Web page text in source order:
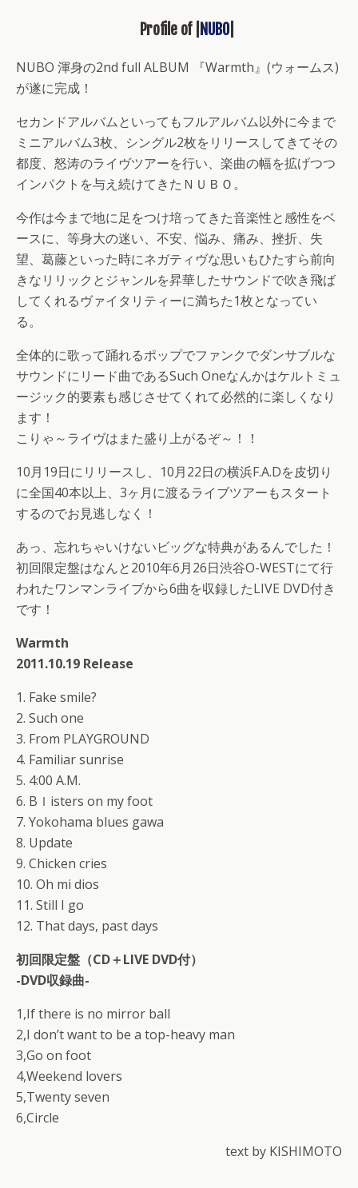
Profile of | NUBO|
NUBO 渾身の2nd full ALBUM 『Warmth』(ウォームス)
が遂に完成！
セカンドアルバムといってもフルアルバム以外に今まで
ミニアルバム3枚、シングル2枚をリリースしてきてその
都度、怒涛のライヴツアーを行い、楽曲の幅を拡げつつ
インパクトを与え続けてきたＮＵＢＯ。
今作は今まで地に足をつけ培ってきた音楽性と感性をベ
ースに、等身大の迷い、不安、悩み、痛み、挫折、失
望、葛藤といった時にネガティヴな思いもひたすら前向
きなリリックとジャンルを昇華したサウンドで吹き飛ば
してくれるヴァイタリティーに満ちた1枚となってい
る。
全体的に歌って踊れるポップでファンクでダンサブルな
サウンドにリード曲であるSuch Oneなんかはケルトミュ
ージック的要素も感じさせてくれて必然的に楽しくなり
ます！
こりゃ～ライヴはまた盛り上がるぞ～！！
10月19日にリリースし、10月22日の横浜F.A.Dを皮切り
に全国40本以上、3ヶ月に渡るライブツアーもスタート
するのでお見逃しなく！
あっ、忘れちゃいけないビッグな特典があるんでした！
初回限定盤はなんと2010年6月26日渋谷O-WESTにて行
われたワンマンライブから6曲を収録したLIVE DVD付き
です！
Warmth
2011.10.19 Release
1. Fake smile?
2. Such one
3. From PLAYGROUND
4. Familiar sunrise
5. 4:00 A.M.
6. Bｌisters on my foot
7. Yokohama blues gawa
8. Update
9. Chicken cries
10. Oh mi dios
11. Still I go
12. That days, past days
初回限定盤（CD＋LIVE DVD付）
-DVD収録曲-
1,If there is no mirror ball
2,I don’t want to be a top-heavy man
3,Go on foot
4,Weekend lovers
5,Twenty seven
6,Circle
text by KISHIMOTO